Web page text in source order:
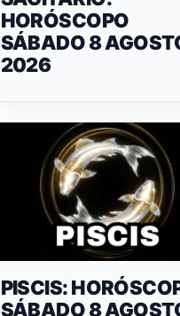
HORÓSCOPO
SÁBADO 8
2026
PISCIS:
SÁBADO 8